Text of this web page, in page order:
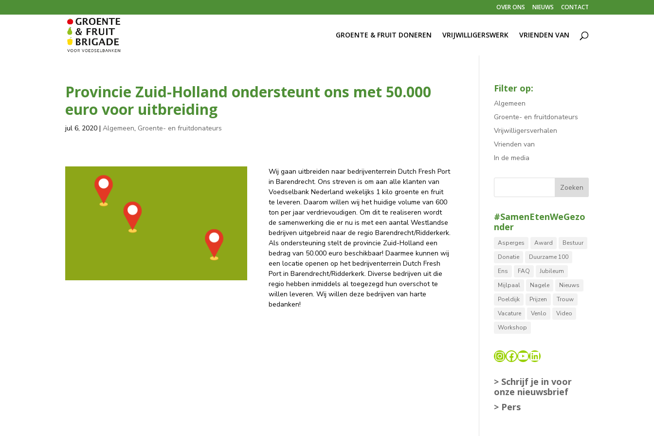
OVER ONS NIEUWS CONTACT
GROENTE & FRUIT DONEREN VRIJWILLIGERSWERK VRIENDEN VAN
Provincie Zuid-Holland ondersteunt ons met 50.000
euro voor uitbreiding
jul 6, 2020 |Algemeen, Groente- en fruitdonateurs
Wij gaan uitbreiden naar bedrijventerrein Dutch Fresh Port
in Barendrecht. Ons streven is om aan alle klanten van
Voedselbank Nederland wekelijks 1 kilo groente en fruit
te leveren. Daarom willen wij het huidige volume van 600
ton per jaar verdrievoudigen. Om dit te realiseren wordt
de samenwerking die er nu is met een aantal Westlandse
bedrijven uitgebreid naar de regio Barendrecht/Ridderkerk.
Als ondersteuning stelt de provincie Zuid-Holland een
bedrag van 50.000 euro beschikbaar! Daarmee kunnen wij
een locatie openen op het bedrijventerrein Dutch Fresh
Port in Barendrecht/Ridderkerk. Diverse bedrijven uit die
regio hebben inmiddels al toegezegd hun overschot te
willen leveren. Wij willen deze bedrijven van harte
bedanken!
Filter op:
Algemeen
Groente- en fruitdonateurs
Vrijwilligersverhalen
Vrienden van
In de media
#SamenEtenWeGezo
nder
Asperges Award
Bestuur
Donatie
Duurzame 100
Ens
FAQ
Jubileum
Mijlpaal
Nagele
Nieuws
Poeldijk
Prijzen
Trouw
Vacature
Venlo
Video
Workshop
Instagram
Facebook
YouTube
LinkedIn
> Schrijf je in voor
onze nieuwsbrief
> Pers